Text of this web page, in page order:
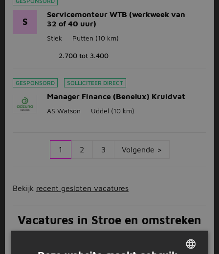
S
Servicemonteur WTB (werkweek van
32 of 40 uur)
Stiek Putten (10 km)
2.700 tot 3.400
GESPONSORD SOLLICITEER DIRECT
Manager Finance (Benelux) Kruidvat
AS Watson Uddel (10 km)
1 2 3 Volgende >
Bekijk recent gesloten vacatures
Vacatures in Stroe en omstreken
dorp Stroe en zoek
je een baan bij jou in de buurt? De kans is groot dat